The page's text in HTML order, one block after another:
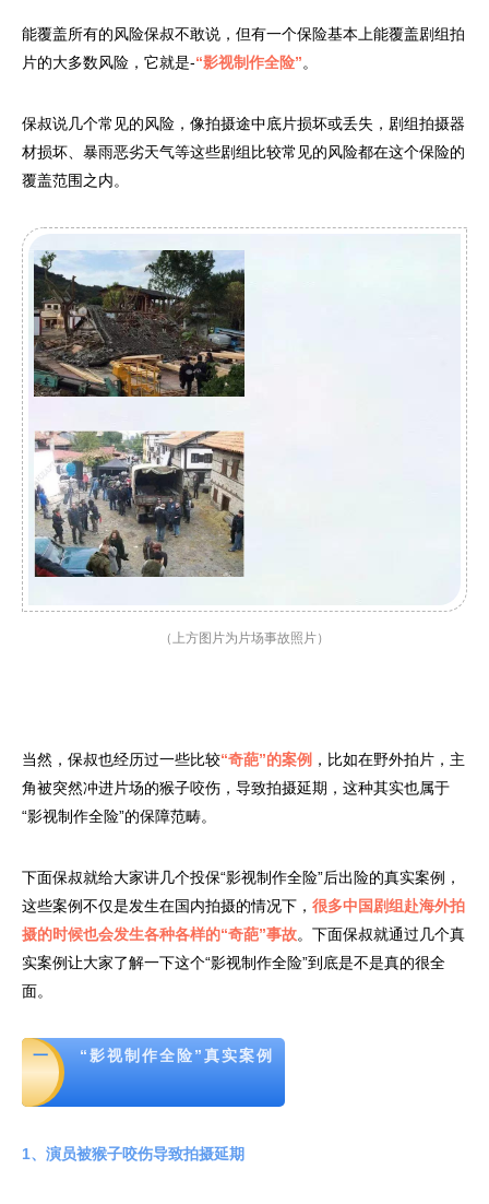
能覆盖所有的风险保叔不敢说，但有一个保险基本上能覆盖剧组拍
片的大多数风险，它就是-“影视制作全险”。
保叔说几个常见的风险，像拍摄途中底片损坏或丢失，剧组拍摄器
材损坏、暴雨恶劣天气等这些剧组比较常见的风险都在这个保险的
覆盖范围之内。
（上方图片为片场事故照片）
当然，保叔也经历过一些比较“奇葩”的案例 ，比如在野外拍片，主
角被突然冲进片场的猴子咬伤，导致拍摄延期，这种其实也属于
“影视制作全险”的保障范畴。
下面保叔就给大家讲几个投保“影视制作全险”后出险的真实案例，
这些案例不仅是发生在国内拍摄的情况下， 很多中国剧组赴海外拍
摄的时候也会发生各种各样的“奇葩”事故。下面保叔就通过几个真
实案例让大家了解一下这个“影视制作全险”到底是不是真的很全
面。
一 “影视制作全险”真实案例
1、演员被猴子咬伤导致拍摄延期